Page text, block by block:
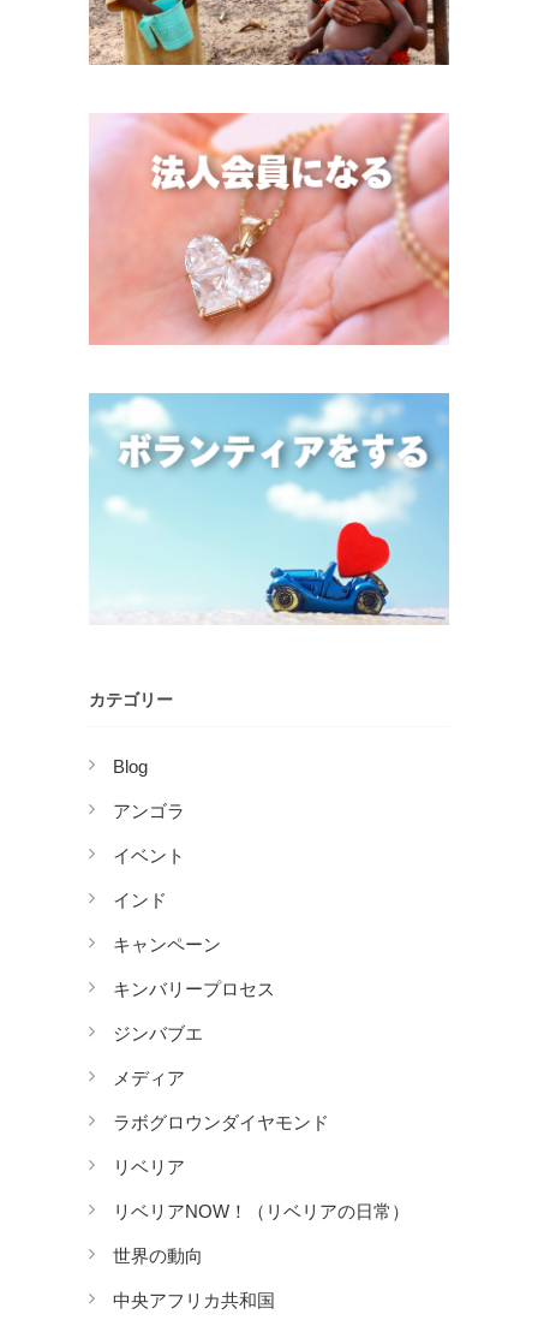
カテゴリー
Blog
アンゴラ
イベント
インド
キャンペーン
キンバリープロセス
ジンバブエ
メディア
ラボグロウンダイヤモンド
リベリア
リベリアNOW！（リベリアの日常）
世界の動向
中央アフリカ共和国